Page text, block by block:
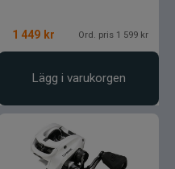
1 449 kr Ord. pris 1 599 kr
Lägg i varukorgen